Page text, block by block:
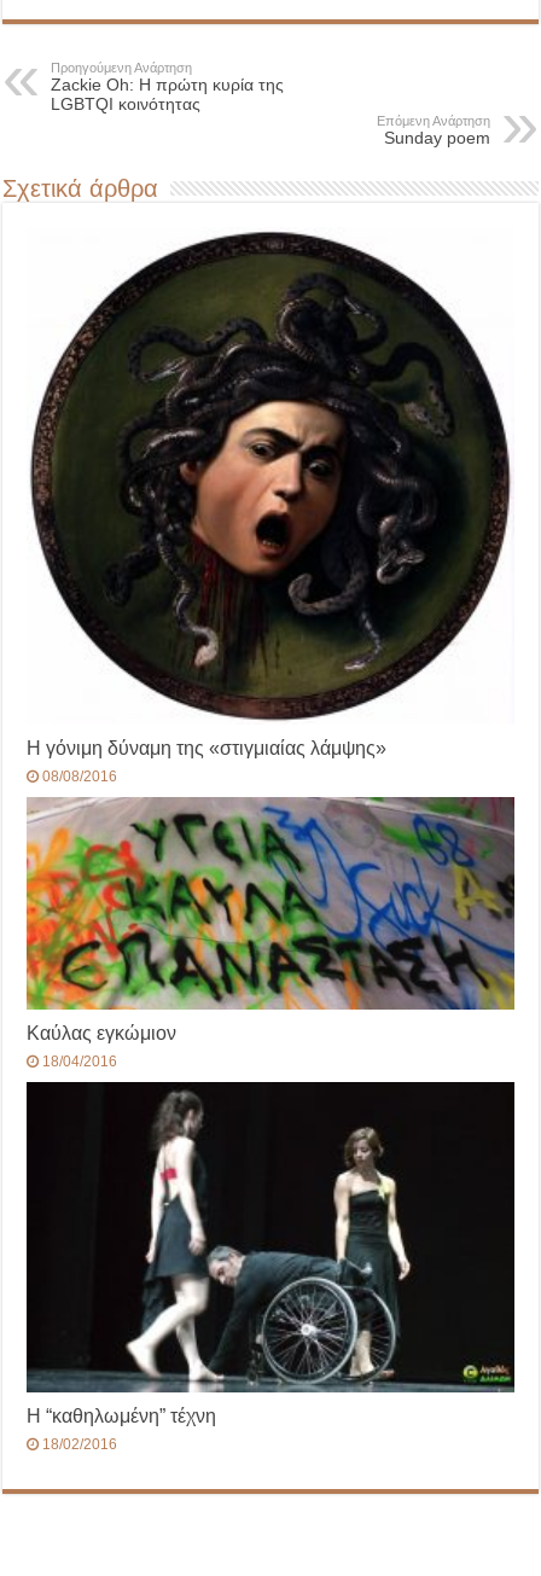
Προηγούμενη Ανάρτηση
Ζackie Oh: Η πρώτη κυρία της
LGBTQΙ κοινότητας
Επόμενη Ανάρτηση
Sunday poem
Σχετικά άρθρα
Η γόνιμη δύναμη της «στιγμιαίας λάμψης»
08/08/2016
Καύλας εγκώμιον
18/04/2016
Η “καθηλωμένη” τέχνη
18/02/2016